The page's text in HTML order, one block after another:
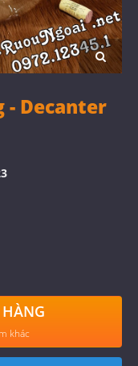
- Decanter
khác